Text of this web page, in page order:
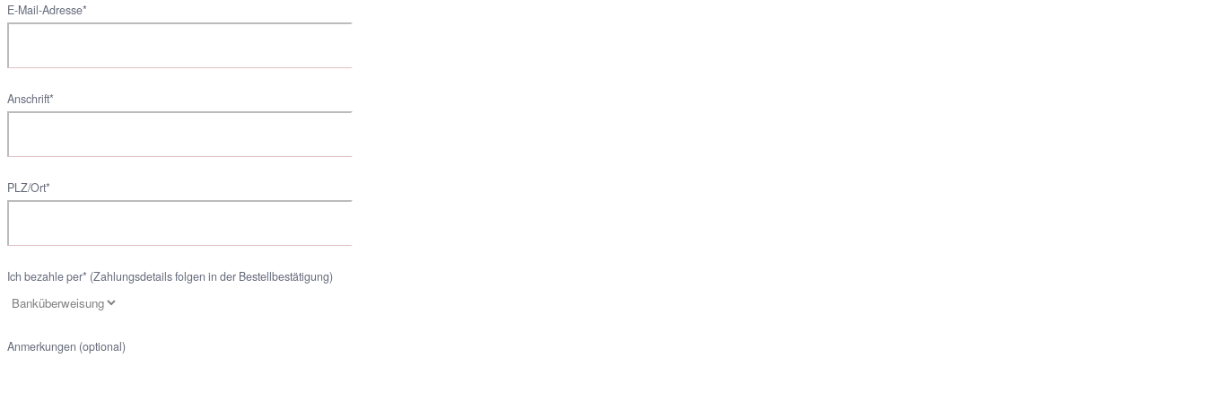
E-Mail-Adresse*
Anschrift*
PLZ/Ort*
Ich bezahle per* (Zahlungsdetails folgen in der Bestellbestätigung)
Anmerkungen (optional)